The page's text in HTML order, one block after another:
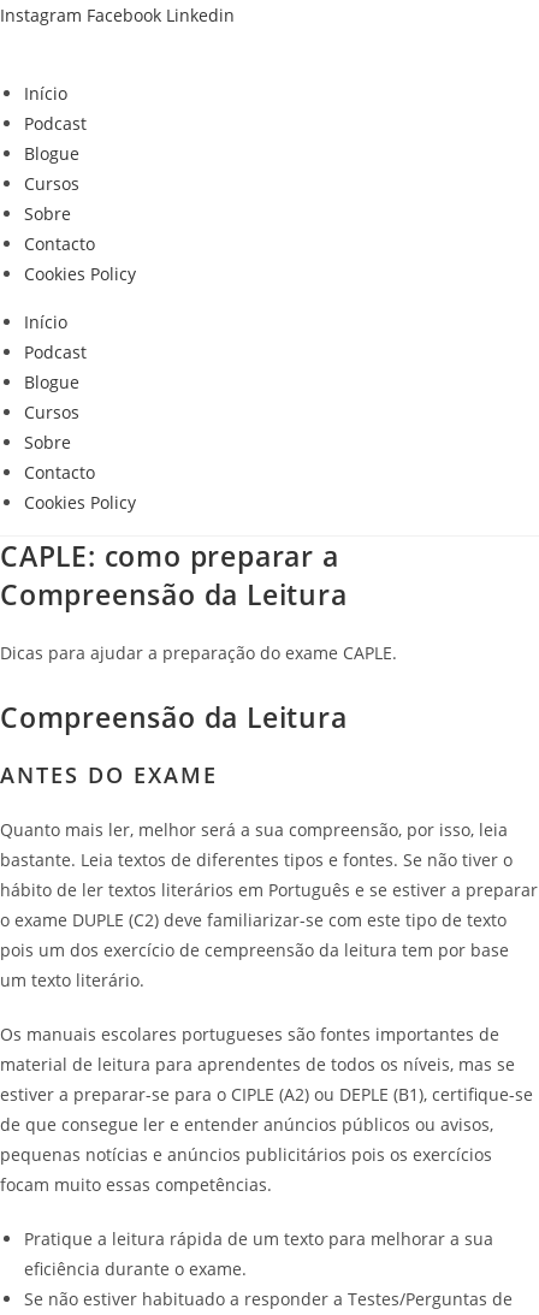
Skip
Instagram Facebook Linkedin
Início
Podcast
Blogue
Cursos
Sobre
Contacto
Cookies Policy
Início
Podcast
Blogue
Cursos
Sobre
Contacto
Cookies Policy
CAPLE: como preparar a
Compreensão da Leitura
Dicas para ajudar a preparação do exame CAPLE.
Compreensão da Leitura
ANTES DO EXAME
Quanto mais ler, melhor será a sua compreensão, por isso, leia
bastante. Leia textos de diferentes tipos e fontes. Se não tiver o
hábito de ler textos literários em Português e se estiver a preparar
o exame DUPLE (C2) deve familiarizar-se com este tipo de texto
pois um dos exercício de cempreensão da leitura tem por base
um texto literário.
Os manuais escolares portugueses são fontes importantes de
material de leitura para aprendentes de todos os níveis, mas se
estiver a preparar-se para o CIPLE (A2) ou DEPLE (B1), certifique-se
de que consegue ler e entender anúncios públicos ou avisos,
pequenas notícias e anúncios publicitários pois os exercícios
focam muito essas competências.
Pratique a leitura rápida de um texto para melhorar a sua
eficiência durante o exame.
Se não estiver habituado a responder a Testes/Perguntas de